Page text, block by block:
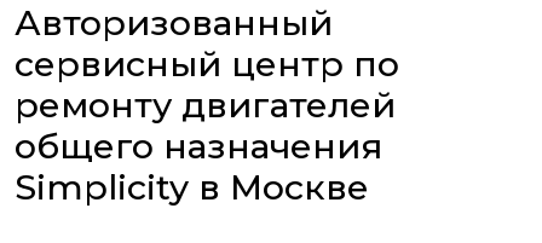
Авторизованный
сервисный центр по
ремонту двигателей
общего назначения
Simplicity в Москве